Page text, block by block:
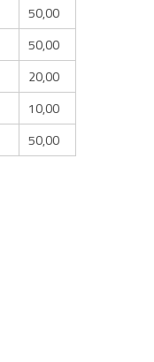
50,00
50,00
20,00
10,00
50,00